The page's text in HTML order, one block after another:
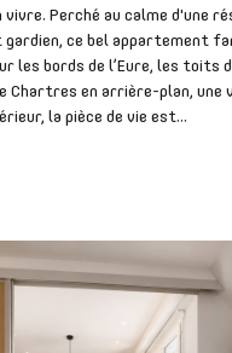
Perché au calme d'une
gardien, ce bel appartement
les bords de l’Eure, les toits
Chartres en arrière-plan, une
la pièce de vie est...